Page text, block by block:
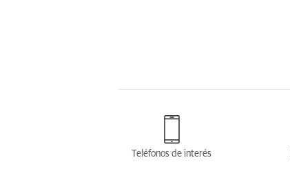
Teléfonos de interés